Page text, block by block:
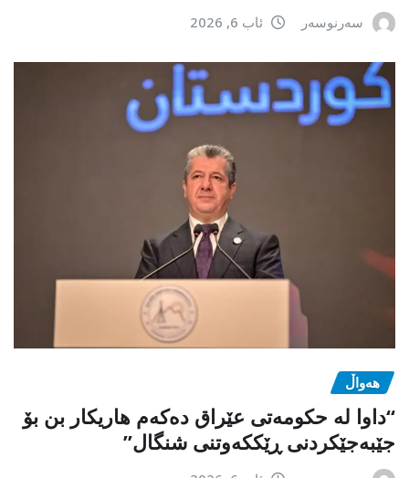
سەرنوسەر ئاب 6, 2026
هەواڵ
“داوا لە حكومەتی عێراق دەكەم هاریكار بن بۆ
جێبەجێكردنی ڕێككەوتنی شنگال”